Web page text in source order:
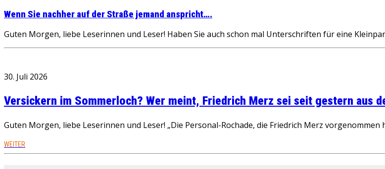
Wenn Sie nachher auf der Straße jemand anspricht….
Guten Morgen, liebe Leserinnen und Leser! Haben Sie auch schon mal Unterschriften für eine
30. Juli 2026
Versickern im Sommerloch? Wer meint, Friedrich Merz sei seit gestern aus
Guten Morgen, liebe Leserinnen und Leser! „Die Personal-Rochade, die Friedrich Merz
WEITER